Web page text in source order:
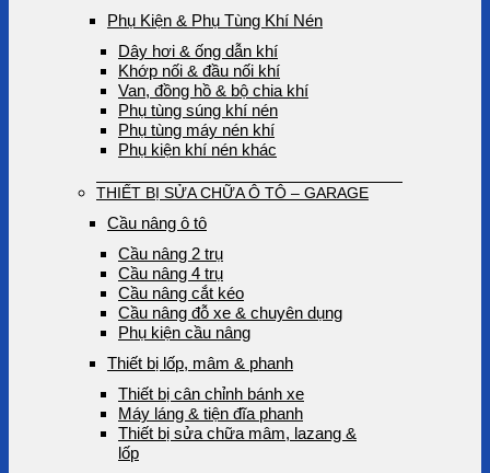
Phụ Kiện & Phụ Tùng Khí Nén
Dây hơi & ống dẫn khí
Khớp nối & đầu nối khí
Van, đồng hồ & bộ chia khí
Phụ tùng súng khí nén
Phụ tùng máy nén khí
Phụ kiện khí nén khác
THIẾT BỊ SỬA CHỮA Ô TÔ – GARAGE
Cầu nâng ô tô
Cầu nâng 2 trụ
Cầu nâng 4 trụ
Cầu nâng cắt kéo
Cầu nâng đỗ xe & chuyên dụng
Phụ kiện cầu nâng
Thiết bị lốp, mâm & phanh
Thiết bị cân chỉnh bánh xe
Máy láng & tiện đĩa phanh
Thiết bị sửa chữa mâm, lazang &
lốp